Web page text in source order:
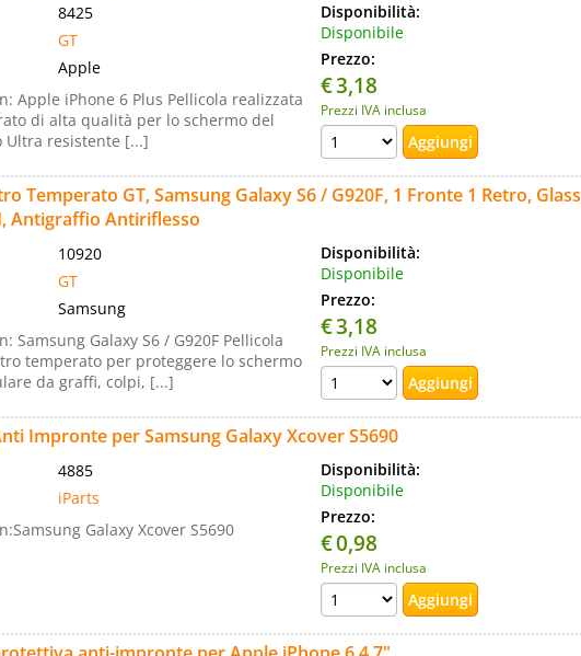
8425
GT
Apple
Apple iPhone 6 Plus Pellicola realizzata
di alta qualità per lo schermo del
Ultra resistente [...]
Disponibilità:
Disponibile
Prezzo:
€3,18
Prezzi IVA inclusa
Temperato GT, Samsung Galaxy S6 / G920F, 1 Fronte 1 Retro, Glass
Antigraffio Antiriflesso
10920
GT
Samsung
Samsung Galaxy S6 / G920F Pellicola
temperato per proteggere lo schermo
da graffi, colpi, [...]
Disponibilità:
Disponibile
Prezzo:
€3,18
Prezzi IVA inclusa
Impronte per Samsung Galaxy Xcover S5690
4885
iParts
Galaxy Xcover S5690
Disponibilità:
Disponibile
Prezzo:
€0,98
Prezzi IVA inclusa